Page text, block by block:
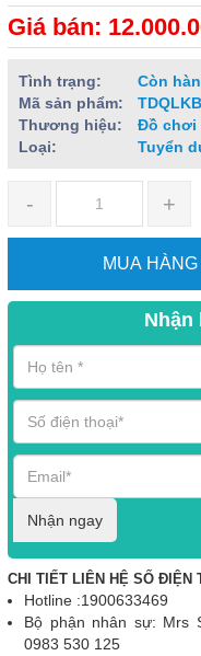
Giá bán:
Tình trạng:
Còn
Mã sản phẩm:
Thương hiệu:
Đồ chơi
Loại:
Tuyển
- +
MUA HÀNG
Nhận
Nhận ngay
CHI TIẾT LIÊN HỆ SỐ ĐIỆN
Hotline :1900633469
Bộ phận nhân sự: Mrs
0983 530 125